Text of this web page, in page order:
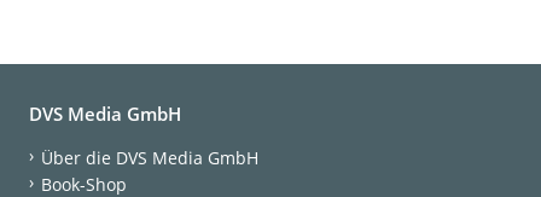
DVS Media GmbH
Über die DVS Media GmbH
Book-Shop